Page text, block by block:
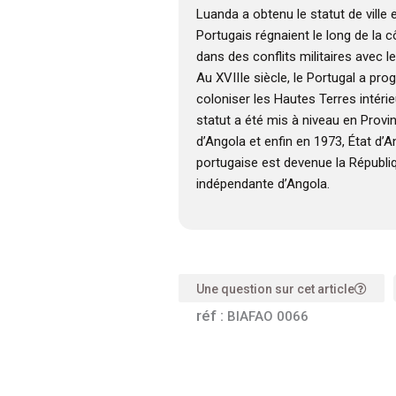
Luanda a obtenu le statut de ville
Portugais régnaient le long de la
dans des conflits militaires avec
Au XVIIIe siècle, le Portugal a
coloniser les Hautes Terres
statut a été mis à niveau en
d’Angola et enfin en 1973, État
portugaise est devenue la
indépendante d’Angola.
Une question sur cet article
réf : BIAFAO 0066